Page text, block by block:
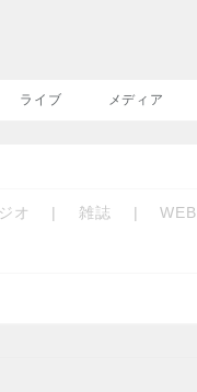
ライブ メディア
オ | 雑誌 | WEB